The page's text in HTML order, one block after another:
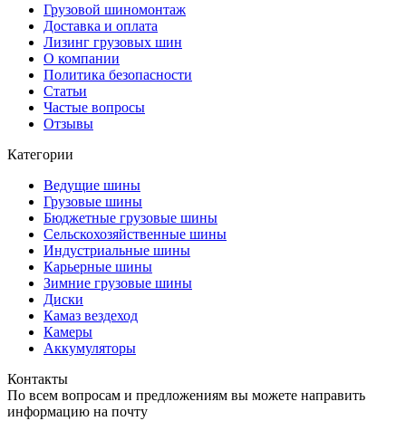
Грузовой шиномонтаж
Доставка и оплата
Лизинг грузовых шин
О компании
Политика безопасности
Статьи
Частые вопросы
Отзывы
Категории
Ведущие шины
Грузовые шины
Бюджетные грузовые шины
Сельскохозяйственные шины
Индустриальные шины
Карьерные шины
Зимние грузовые шины
Диски
Камаз вездеход
Камеры
Аккумуляторы
Контакты
По всем вопросам и предложениям вы можете направить
информацию на почту